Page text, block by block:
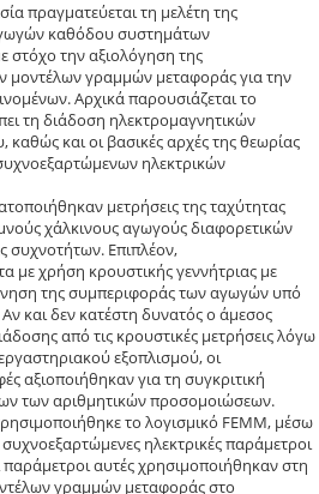
πραγματεύεται τη μελέτη της
καθόδου συστημάτων
στόχο την αξιολόγηση της
μοντέλων γραμμών μεταφοράς για την
Αρχικά παρουσιάζεται το
τη διάδοση ηλεκτρομαγνητικών
και οι βασικές αρχές της θεωρίας
ηλεκτρικών
μετρήσεις της ταχύτητας
χάλκινους αγωγούς διαφορετικών
συχνοτήτων. Επιπλέον,
με χρήση κρουστικής γεννήτριας με
της συμπεριφοράς των αγωγών υπό
και δεν κατέστη δυνατός ο άμεσος
από τις κρουστικές μετρήσεις λόγω
εξοπλισμού, οι
αξιοποιήθηκαν για τη συγκριτική
των αριθμητικών προσομοιώσεων.
το λογισμικό FEMM, μέσω
ηλεκτρικές παράμετροι
αυτές χρησιμοποιήθηκαν στη
γραμμών μεταφοράς στο